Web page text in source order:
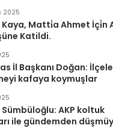
2025
Kaya, Matti̇a Ahmet İçi̇n
Katildi.
İl Başkanı Doğan:
kafaya koymuşlar
AKP koltuk
ile gündemden